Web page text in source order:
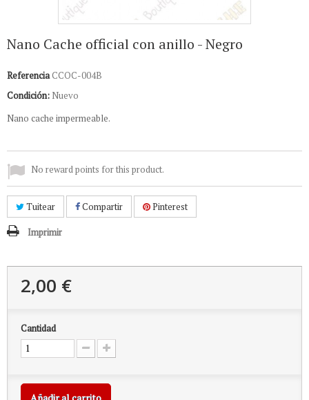
Nano Cache official con anillo - Negro
ReferenciaCCOC-004B
Condición: Nuevo
Nano cache impermeable.
No reward points for this product.
Tuitear Compartir Pinterest
Imprimir
2,00 €
Cantidad